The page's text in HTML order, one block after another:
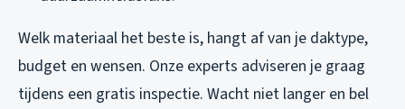
Welk materiaal het beste is, hangt af van je daktype,
budget en wensen. Onze experts adviseren je graag
tijdens een gratis inspectie. Wacht niet langer en bel